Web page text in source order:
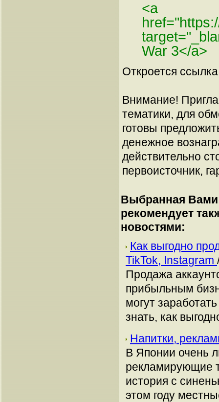
<a
War 3</a>
Откроется
Внимание!
тематики, для
готовы
денежное
действительно
первоисточник,
Выбранная Вами
рекомендует
новостями:
Как выгодно
TikTok, Instagram
Продажа
прибыльным
могут
знать, как
Напитки,
В Японии очень
рекламирующие
история с
этом году